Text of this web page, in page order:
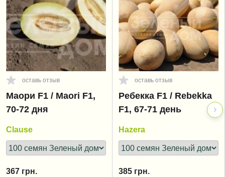
оставь отзыв
Маори F1 / Maori F1,
70-72 дня
Clause
367 грн.
оставь отзыв
Ребекка F1 / Rebekka
F1, 67-71 день
Hazera
385 грн.